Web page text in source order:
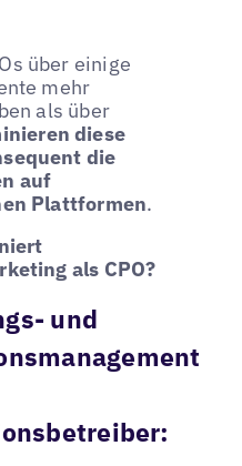
über einige
mehr
als über
diese
die
auf
Plattformen.
als CPO?
und